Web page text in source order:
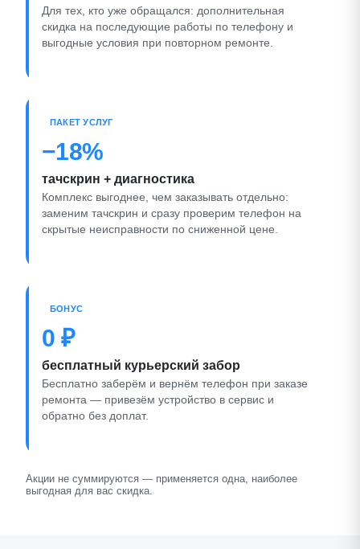
Для тех, кто уже обращался: дополнительная
скидка на последующие работы по телефону и
выгодные условия при повторном ремонте.
ПАКЕТ УСЛУГ
−18%
тачскрин + диагностика
Комплекс выгоднее, чем заказывать отдельно:
заменим тачскрин и сразу проверим телефон на
скрытые неисправности по сниженной цене.
БОНУС
0 ₽
бесплатный курьерский забор
Бесплатно заберём и вернём телефон при заказе
ремонта — привезём устройство в сервис и
обратно без доплат.
Акции не суммируются — применяется одна, наиболее
выгодная для вас скидка.